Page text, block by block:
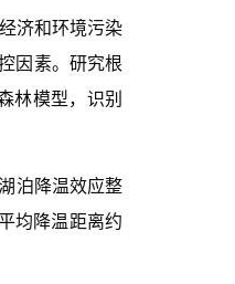
济和环境污染
因素。研究根
林模型，识别
泊降温效应整
均降温距离约